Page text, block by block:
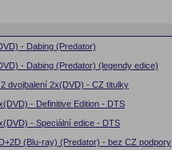
- Dabing (Predator)
- Dabing (Predator) (legendy edice)
dvojbalení 2x(DVD) - CZ titulky
- Definitive Edition - DTS
- Speciální edice - DTS
(Blu-ray) (Predator) - bez CZ podpory